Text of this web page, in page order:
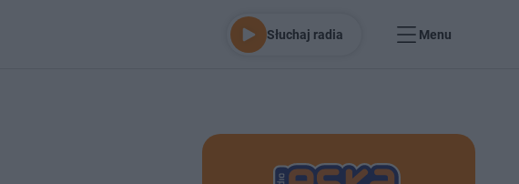
Słuchaj radia Menu